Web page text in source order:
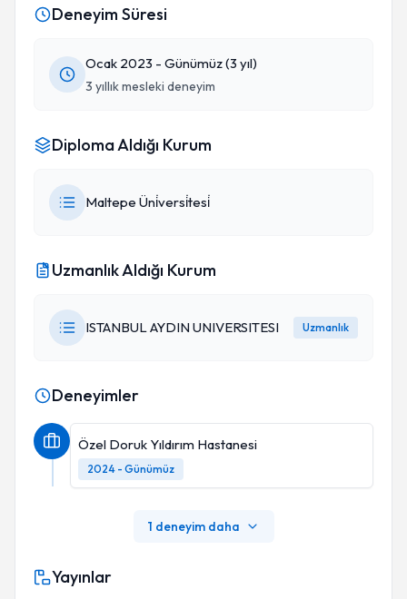
Deneyim Süresi
Ocak 2023 - Günümüz (3 yıl)
3 yıllık mesleki deneyim
Diploma Aldığı Kurum
Maltepe Üni̇versi̇tesi̇
Uzmanlık Aldığı Kurum
ISTANBUL AYDIN UNIVERSITESI Uzmanlık
Deneyimler
Özel Doruk Yıldırım Hastanesi
2024 - Günümüz
1 deneyim daha
Yayınlar